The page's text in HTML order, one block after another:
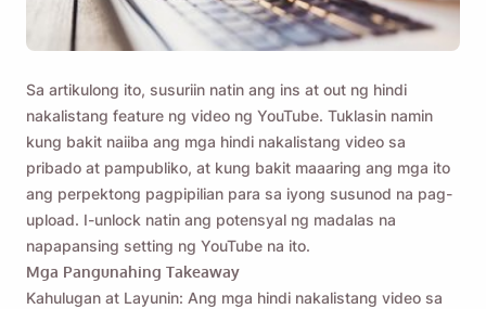
Sa artikulong ito, susuriin natin ang ins at out ng hindi
nakalistang feature ng video ng YouTube. Tuklasin namin
kung bakit naiiba ang mga hindi nakalistang video sa
pribado at pampubliko, at kung bakit maaaring ang mga ito
ang perpektong pagpipilian para sa iyong susunod na pag-
upload. I-unlock natin ang potensyal ng madalas na
napapansing setting ng YouTube na ito.
Mga Pangunahing Takeaway
Kahulugan at Layunin: Ang mga hindi nakalistang video sa